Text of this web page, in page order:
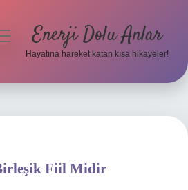
Enerji Dolu Anlar
Hayatına hareket katan kısa hikayeler!
Fiil Midir